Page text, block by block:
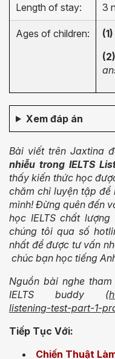
Length of stay: 3
Ages of children: (1)
(2)
Xem đáp án
Bài viết trên Jaxtina
nhiễu trong IELTS
thấy kiến thức học
chăm chỉ luyện tập
mình! Đừng quên đến
học IELTS chất
chúng tôi qua số
nhất để được tư vấn
chúc bạn học tiếng
Nguồn bài nghe
IELTS buddy
(
listening-test-part-1-
Tiếp Tục Với:
Chiến Thuật